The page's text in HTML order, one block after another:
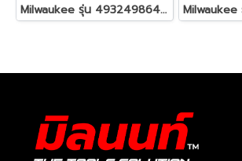
Milwaukee รุ่น 4932498644 PACKOUT™ ถาดเครื่องมือช่างสำหรับยึดกล่องเครื่องมือ รหัส 4932498644